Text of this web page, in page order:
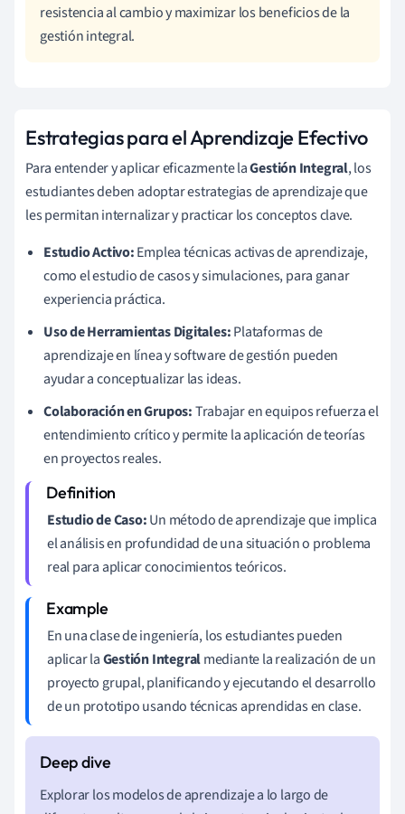
resistencia al cambio y maximizar los beneficios de la
gestión integral.
Estrategias para el Aprendizaje Efectivo
Para entender y aplicar eficazmente laGestión Integral, los
estudiantes deben adoptar estrategias de aprendizaje que
les permitan internalizar y practicar los conceptos clave.
Estudio Activo:Emplea técnicas activas de aprendizaje,
como el estudio de casos y simulaciones, para ganar
experiencia práctica.
Uso de Herramientas Digitales:Plataformas de
aprendizaje en línea y software de gestión pueden
ayudar a conceptualizar las ideas.
Colaboración en Grupos:Trabajar en equipos refuerza el
entendimiento crítico y permite la aplicación de teorías
en proyectos reales.
Estudio de Caso:Un método de aprendizaje que implica
el análisis en profundidad de una situación o problema
real para aplicar conocimientos teóricos.
En una clase de ingeniería, los estudiantes pueden
aplicar laGestión Integralmediante la realización de un
proyecto grupal, planificando y ejecutando el desarrollo
de un prototipo usando técnicas aprendidas en clase.
Explorar los modelos de aprendizaje a lo largo de